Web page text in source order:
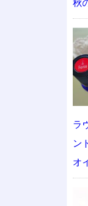
秋
ラ
ン
オ